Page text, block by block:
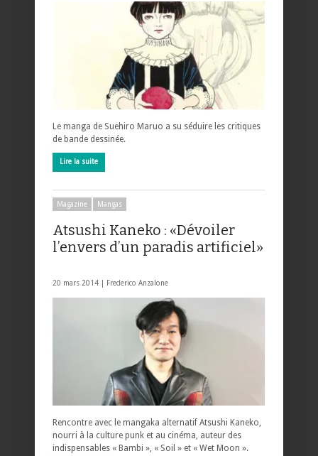
Le manga de Suehiro Maruo a su séduire les critiques
de bande dessinée.
Lire la suite
Magazine Mangas
Atsushi Kaneko : «Dévoiler
l’envers d’un paradis artificiel»
20 mars 2014 | Frederico Anzalone
Rencontre avec le mangaka alternatif Atsushi Kaneko,
nourri à la culture punk et au cinéma, auteur des
indispensables « Bambi », « Soil » et « Wet Moon ».